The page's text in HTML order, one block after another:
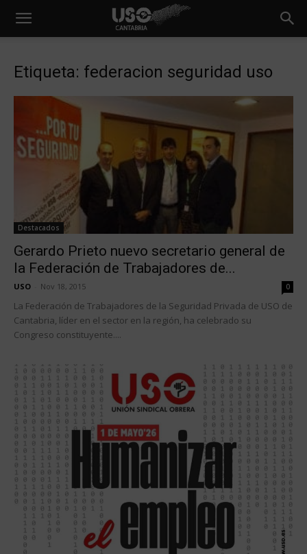
Etiqueta: federacion seguridad uso
Destacados
Gerardo Prieto nuevo secretario general de
la Federación de Trabajadores de...
USO Nov 18, 2015 0
La Federación de Trabajadores de la Seguridad Privada de USO de
Cantabria, líder en el sector en la región, ha celebrado su
Congreso constituyente....